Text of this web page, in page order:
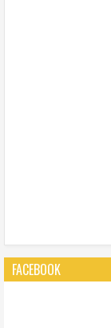
FACEBOOK